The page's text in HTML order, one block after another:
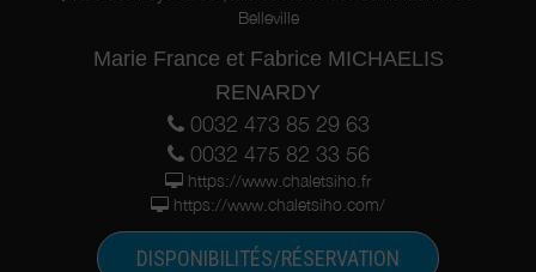
Belleville
Marie France et Fabrice MICHAELIS
RENARDY
0032 473 85 29 63
0032 475 82 33 56
https://www.chaletsiho.fr
https://www.chaletsiho.com/
DISPONIBILITÉS/RÉSERVATION